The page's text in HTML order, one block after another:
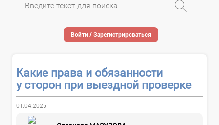
Войти / Зарегистрироваться
Какие права и обязанности
у сторон при выездной проверке
01.04.2025